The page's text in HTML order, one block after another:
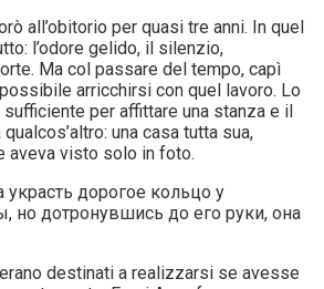
all’obitorio per quasi tre anni. In quel
l’odore gelido, il silenzio,
Ma col passare del tempo, capì
arricchirsi con quel lavoro. Lo
per affittare una stanza e il
una casa tutta sua,
aveva visto solo in foto.
destinati a realizzarsi se avesse